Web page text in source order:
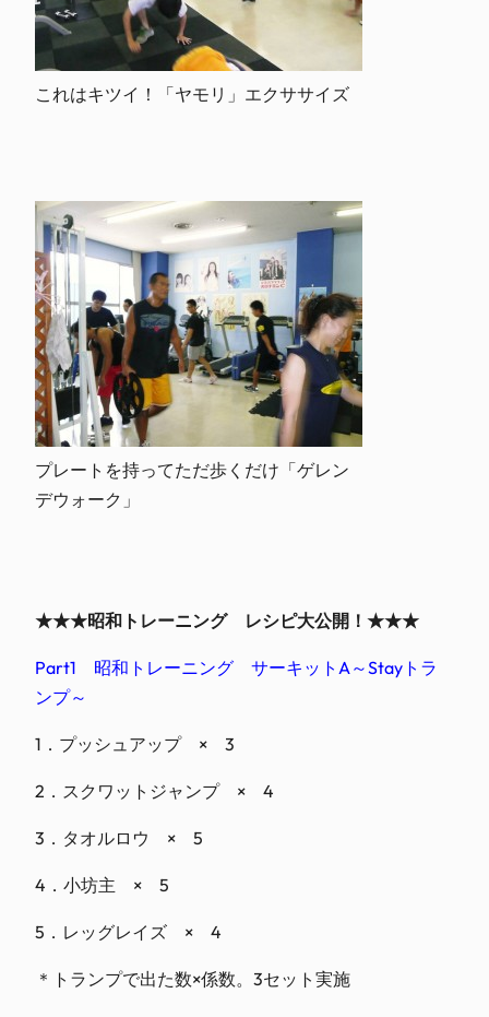
これはキツイ！「ヤモリ」エクササイズ
プレートを持ってただ歩くだけ「ゲレン
デウォーク」
★★★昭和トレーニング レシピ大公開！★★★
Part1 昭和トレーニング サーキットA～Stayトラ
ンプ～
1．プッシュアップ × 3
2．スクワットジャンプ × 4
3．タオルロウ × 5
4．小坊主 × 5
5．レッグレイズ × 4
＊トランプで出た数×係数。3セット実施